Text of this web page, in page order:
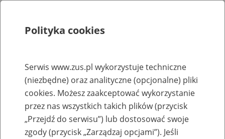
Rejestry, ewidencje i archiwa
Baza zlikwidowanych lub
przekształconych zakładów pracy
Polityka cookies
Serwis www.zus.pl wykorzystuje techniczne
(niezbędne) oraz analityczne (opcjonalne) pliki
cookies. Możesz zaakceptować wykorzystanie
przez nas wszystkich takich plików (przycisk
„Przejdź do serwisu”) lub dostosować swoje
zgody (przycisk „Zarządzaj opcjami”). Jeśli